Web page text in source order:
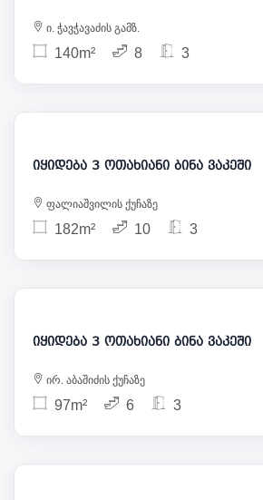
ი. ჭავჭავაძის გამზ.
140m² 8 3
იყიდება 3 ოთახიანი ბინა ვაკეში
ფალიაშვილის ქუჩაზე
182m² 10 3
იყიდება 3 ოთახიანი ბინა ვაკეში
ირ. აბაშიძის ქუჩაზე
97m² 6 3